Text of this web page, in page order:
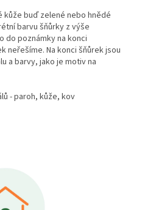
buď zelené nebo hnědé
barvu šňůrky z výše
do poznámky na konci
neřešíme. Na konci šňůrek jsou
a barvy, jako je motiv na
- paroh, kůže, kov